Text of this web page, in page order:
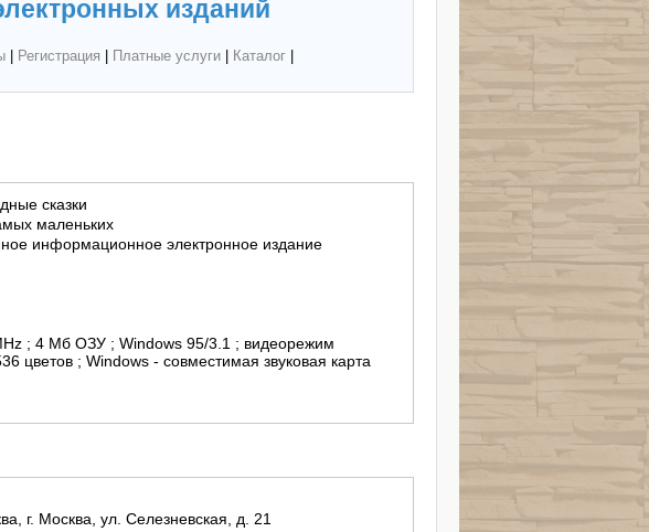
изданий
| Регистрация Платные услуги| Каталог|
сказки
маленьких
информационное электронное издание
; 4 Мб ОЗУ ; Windows 95/3.1 ; видеорежим
цветов ; Windows - совместимая звуковая карта
г. Москва, ул. Селезневская, д. 21